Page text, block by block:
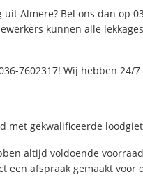
Almere? Bel ons dan op
kunnen alle
7602317! Wij hebben
met gekwalificeerde
altijd voldoende
een afspraak gemaakt voor